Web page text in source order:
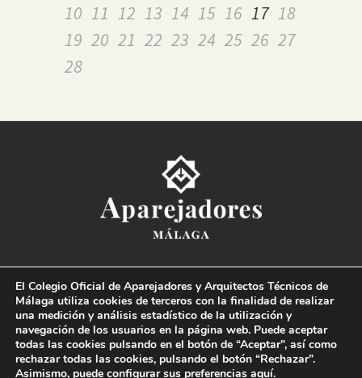
10 11 12 13 14 15 16 17 18
19 20 21 22 23 24 25 26 27
28
Paseo del Limonar, 41. 29016 Málaga
T. 952 225 180 · M. 664 236 608 · info@coaat.es
El Colegio Oficial de Aparejadores y Arquitectos Técnicos de
Málaga utiliza cookies de terceros con la finalidad de realizar
una medición y análisis estadístico de la utilización y
navegación de los usuarios en la página web. Puede aceptar
todas las cookies pulsando en el botón de “Aceptar”, así como
rechazar todas las cookies, pulsando el botón “Rechazar”.
Asimismo, puede configurar sus preferencias aquí.